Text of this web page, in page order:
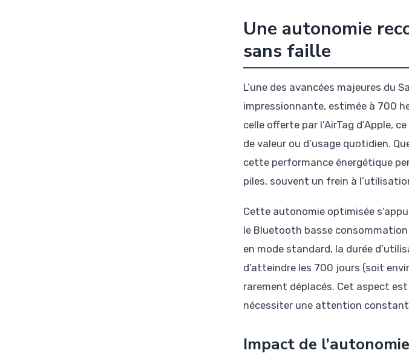
Une autonomie
sans faille
L’une des avancées majeures du
impressionnante, estimée à 700
celle offerte par l’AirTag d’Apple,
de valeur ou d’usage quotidien.
cette performance énergétique
piles, souvent un frein à
Cette autonomie optimisée
le Bluetooth basse
en mode standard, la durée
d’atteindre les 700 jours (soit
rarement déplacés. Cet aspect
nécessiter une attention
Impact de